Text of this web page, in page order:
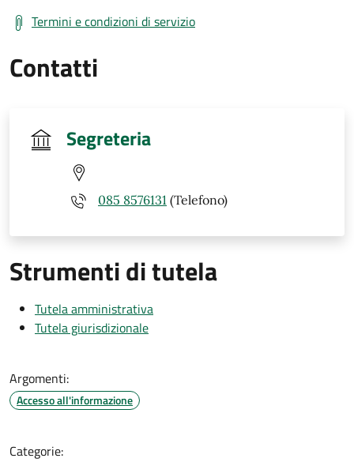
Termini e condizioni di servizio
Contatti
Segreteria
085 8576131 (Telefono)
Strumenti di tutela
Tutela amministrativa
Tutela giurisdizionale
Argomenti:
Accesso all'informazione
Categorie: